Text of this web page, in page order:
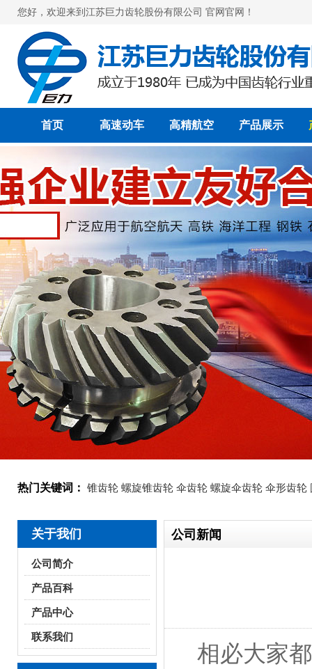
您好，欢迎来到江苏巨力齿轮股份有限公司 官网官网！
首页 高速动车 高精航空 产品展示
热门关键词： 锥齿轮 螺旋锥齿轮 伞齿轮 螺旋伞齿轮 伞形齿轮
关于我们
公司简介
产品百科
产品中心
联系我们
公司新闻
相必大家